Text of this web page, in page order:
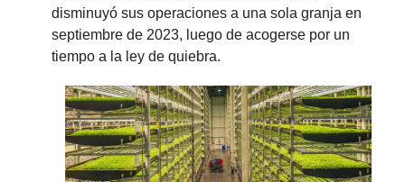
disminuyó sus operaciones a una sola granja en
septiembre de 2023, luego de acogerse por un
tiempo a la ley de quiebra.